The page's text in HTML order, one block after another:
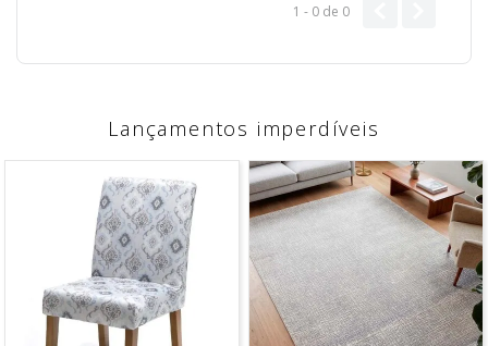
1 - 0 de 0
Lançamentos imperdíveis